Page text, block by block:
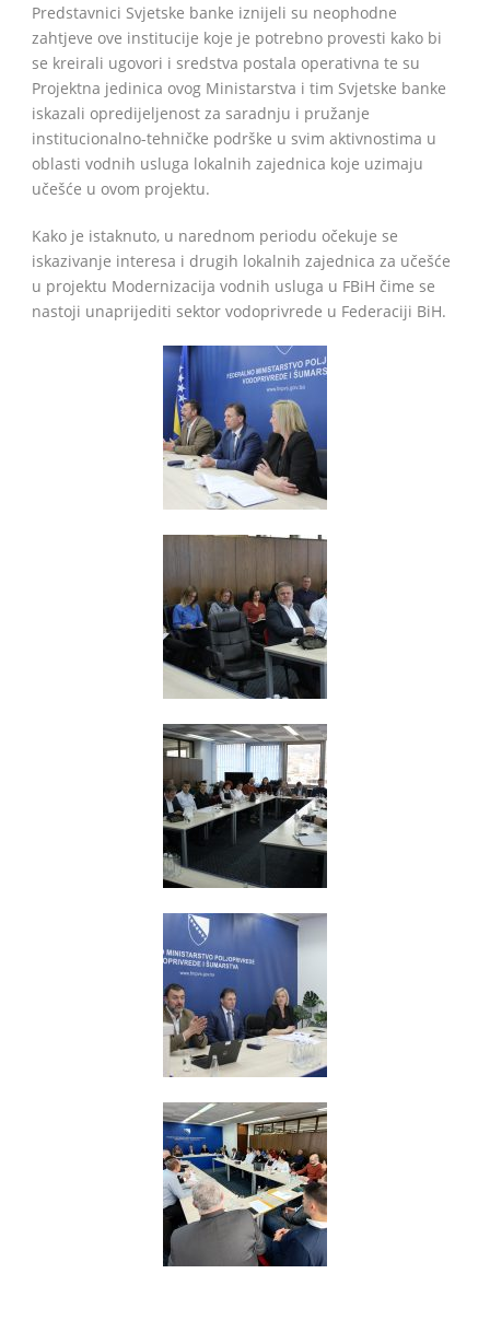
Predstavnici Svjetske banke iznijeli su neophodne
zahtjeve ove institucije koje je potrebno provesti kako bi
se kreirali ugovori i sredstva postala operativna te su
Projektna jedinica ovog Ministarstva i tim Svjetske banke
iskazali opredijeljenost za saradnju i pružanje
institucionalno-tehničke podrške u svim aktivnostima u
oblasti vodnih usluga lokalnih zajednica koje uzimaju
učešće u ovom projektu.
Kako je istaknuto, u narednom periodu očekuje se
iskazivanje interesa i drugih lokalnih zajednica za učešće
u projektu Modernizacija vodnih usluga u FBiH čime se
nastoji unaprijediti sektor vodoprivrede u Federaciji BiH.